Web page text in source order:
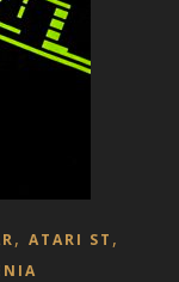
, ATARI ST ,